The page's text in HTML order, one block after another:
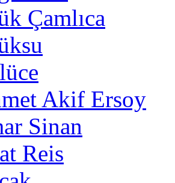
Çamlıca
Akif Ersoy
Sinan
Reis